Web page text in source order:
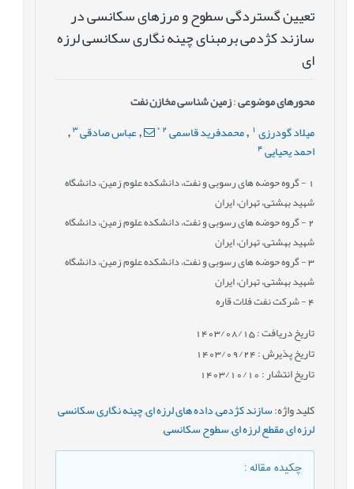
تعیین گستردگی سطوح و مرزهای سکانسی در
سازند کژدمی برمبنای چینه نگاری سکانسی لرزه
ای
محورهای موضوعی:زمین شناسی مخازن نفت
میلاد گودرزی , محمدفرید قاسمی 2
*
,عباس صادقی 3
,
احمد یحیایی 4
- گروه حوضه های رسوبی و نفت، دانشکده علوم زمین، دانشگاه
شهید بهشتی، تهران، ایران
2- گروه حوضه های رسوبی و نفت، دانشکده علوم زمین، دانشگاه
شهید بهشتی، تهران، ایران
3- گروه حوضه های رسوبی و نفت، دانشکده علوم زمین، دانشگاه
شهید بهشتی، تهران، ایران
4- شرکت نفت فلات قاره
تاریخ دریافت : 1403/08/15
تاریخ پذیرش : 1403/09/24
تاریخ انتشار : 1403/10/10
کلید واژه:سازند کژدمی,داده های لرزه ای,چینه نگاری سکانسی
لرزه ای,مقطع لرزه ای,سطوح سکانسی,
چکیده مقاله: